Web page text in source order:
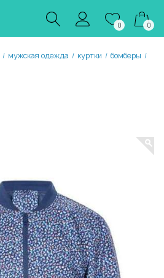
0 0
/ мужская одежда / куртки / бомберы /